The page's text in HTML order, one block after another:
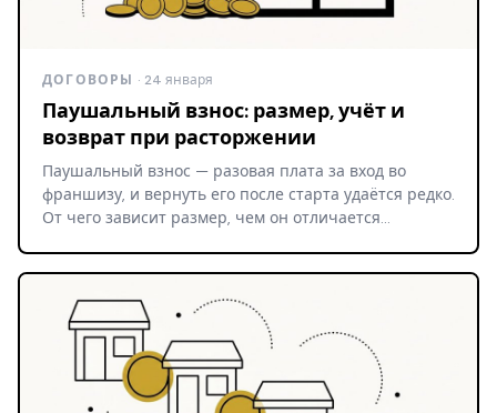
ДОГОВОРЫ · 24 января
Паушальный взнос: размер, учёт и
возврат при расторжении
Паушальный взнос — разовая плата за вход во
франшизу, и вернуть его после старта удаётся редко.
От чего зависит размер, чем он отличается…